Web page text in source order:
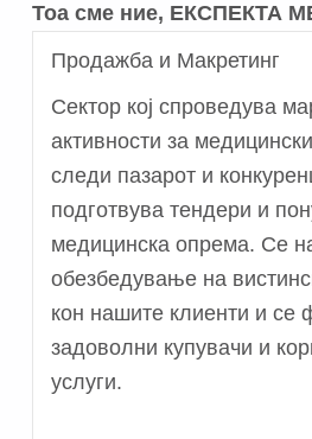
Тоа сме ние, ЕКСПЕКТА
Продажба и Макретинг
Сектор кој спроведува
активности за
следи пазарот и
подготвува тендери и
медицинска опрема. Се
обезбедување на
кон нашите клиенти и се
задоволни купувачи и
услуги.